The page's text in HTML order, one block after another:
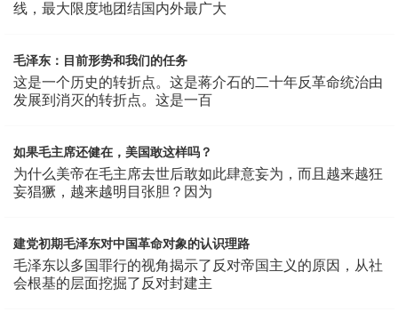
线，最大限度地团结国内外最广大
毛泽东：目前形势和我们的任务
这是一个历史的转折点。这是蒋介石的二十年反革命统治由
发展到消灭的转折点。这是一百
如果毛主席还健在，美国敢这样吗？
为什么美帝在毛主席去世后敢如此肆意妄为，而且越来越狂
妄猖獗，越来越明目张胆？因为
建党初期毛泽东对中国革命对象的认识理路
毛泽东以多国罪行的视角揭示了反对帝国主义的原因，从社
会根基的层面挖掘了反对封建主